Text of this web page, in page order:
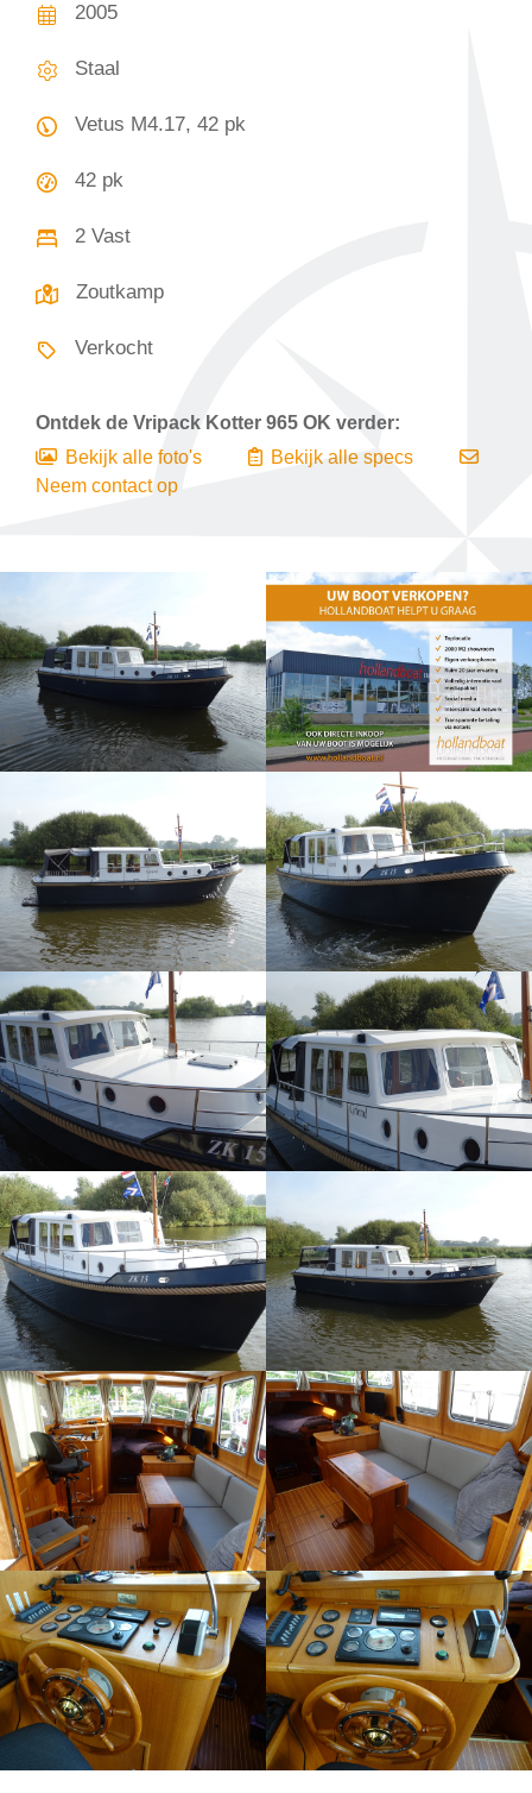
2005
Staal
Vetus M4.17, 42 pk
42 pk
2 Vast
Zoutkamp
Verkocht
Ontdek de Vripack Kotter 965 OK verder:
Bekijk alle foto's
Bekijk alle specs
Neem contact op